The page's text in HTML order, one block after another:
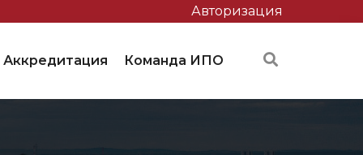
Авторизация
Аккредитация Команда ИПО